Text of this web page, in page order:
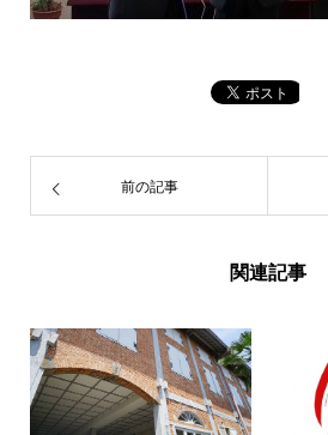
前の記事
関連記事